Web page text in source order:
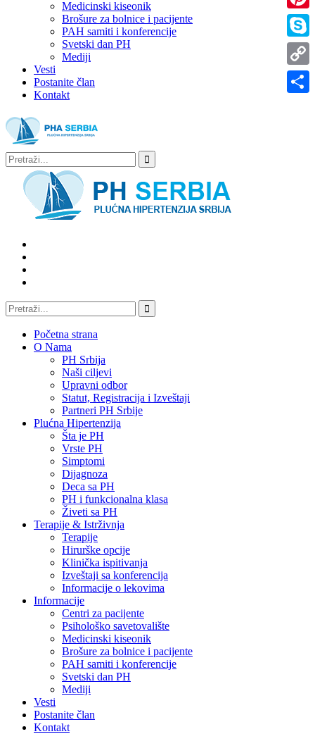
Medicinski kiseonik
Brošure za bolnice i pacijente
PAH samiti i konferencije
Svetski dan PH
Mediji
Vesti
Postanite član
Kontakt
Početna strana
O Nama
PH Srbija
Naši ciljevi
Upravni odbor
Statut, Registracija i Izveštaji
Partneri PH Srbije
Plućna Hipertenzija
Šta je PH
Vrste PH
Simptomi
Dijagnoza
Deca sa PH
PH i funkcionalna klasa
Živeti sa PH
Terapije & Istrživnja
Terapije
Hirurške opcije
Klinička ispitivanja
Izveštaji sa konferencija
Informacije o lekovima
Informacije
Centri za pacijente
Psihološko savetovalište
Medicinski kiseonik
Brošure za bolnice i pacijente
PAH samiti i konferencije
Svetski dan PH
Mediji
Vesti
Postanite član
Kontakt
Skype
Copy